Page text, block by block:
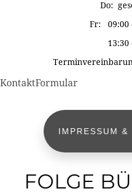
Do:
Fr: 09:00
13:30 -
KontaktFormular
IMPRESSUM &
FOLGE